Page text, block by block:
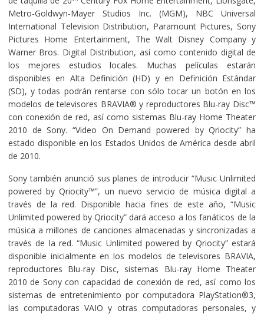
Metro-Goldwyn-Mayer Studios Inc. (MGM), NBC Universal
International Television Distribution, Paramount Pictures, Sony
Pictures Home Entertainment, The Walt Disney Company y
Warner Bros. Digital Distribution, así como contenido digital de
los mejores estudios locales. Muchas películas estarán
disponibles en Alta Definición (HD) y en Definición Estándar
(SD), y todas podrán rentarse con sólo tocar un botón en los
modelos de televisores BRAVIA® y reproductores Blu-ray Disc™
con conexión de red, así como sistemas Blu-ray Home Theater
2010 de Sony. “Video On Demand powered by Qriocity” ha
estado disponible en los Estados Unidos de América desde abril
de 2010.
Sony también anunció sus planes de introducir “Music Unlimited
powered by Qriocity™”, un nuevo servicio de música digital a
través de la red. Disponible hacia fines de este año, “Music
Unlimited powered by Qriocity” dará acceso a los fanáticos de la
música a millones de canciones almacenadas y sincronizadas a
través de la red. “Music Unlimited powered by Qriocity” estará
disponible inicialmente en los modelos de televisores BRAVIA,
reproductores Blu-ray Disc, sistemas Blu-ray Home Theater
2010 de Sony con capacidad de conexión de red, así como los
sistemas de entretenimiento por computadora PlayStation®3,
las computadoras VAIO y otras computadoras personales, y